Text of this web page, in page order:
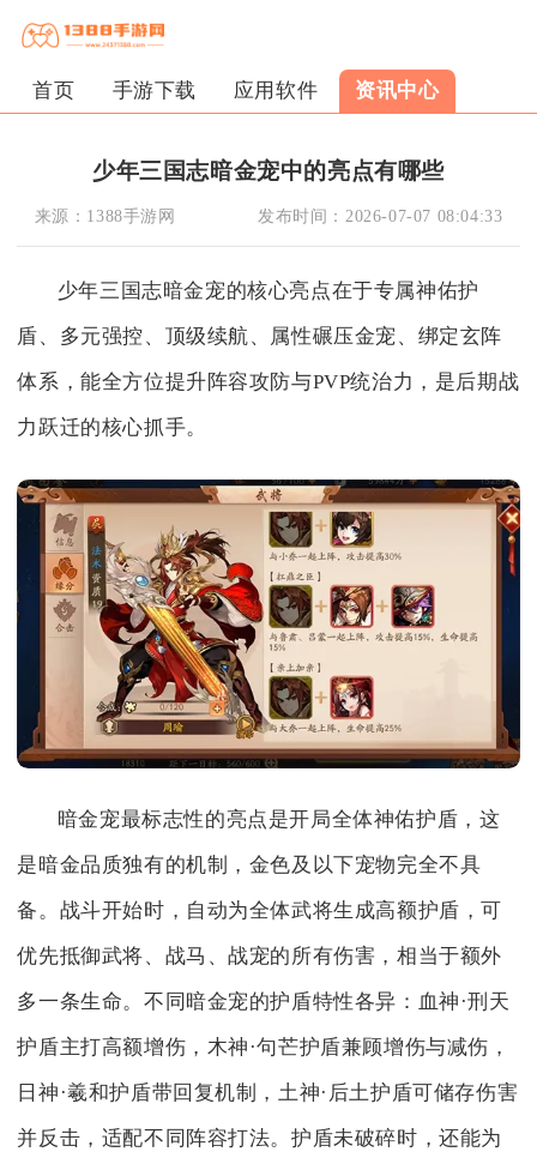
首页 手游下载 应用软件 资讯中心
少年三国志暗金宠中的亮点有哪些
来源： 1388手游网 发布时间： 2026-07-07 08:04:33
少年三国志暗金宠的核心亮点在于专属神佑护
盾、多元强控、顶级续航、属性碾压金宠、绑定玄阵
体系，能全方位提升阵容攻防与PVP统治力，是后期战
力跃迁的核心抓手。
暗金宠最标志性的亮点是开局全体神佑护盾，这
是暗金品质独有的机制，金色及以下宠物完全不具
备。战斗开始时，自动为全体武将生成高额护盾，可
优先抵御武将、战马、战宠的所有伤害，相当于额外
多一条生命。不同暗金宠的护盾特性各异：血神·刑天
护盾主打高额增伤，木神·句芒护盾兼顾增伤与减伤，
日神·羲和护盾带回复机制，土神·后土护盾可储存伤害
并反击，适配不同阵容打法。护盾未破碎时，还能为